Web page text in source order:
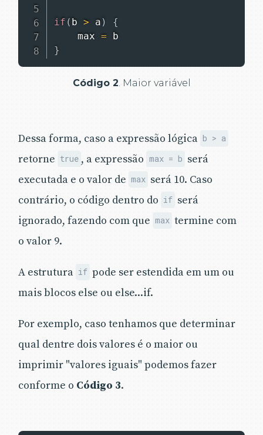
if ( b > a )
{
    max
=
}
Código 2 . Maior variável
Dessa forma, caso a expressão lógica b > a
retorne true , a expressão max = b será
executada e o valor de max será 10. Caso
contrário, o código dentro do if será
ignorado, fazendo com que max termine com
o valor 9.
A estrutura if pode ser estendida em um ou
mais blocos else ou else...if.
Por exemplo, caso tenhamos que determinar
qual dentre dois valores é o maior ou
imprimir "valores iguais" podemos fazer
conforme o Código 3.